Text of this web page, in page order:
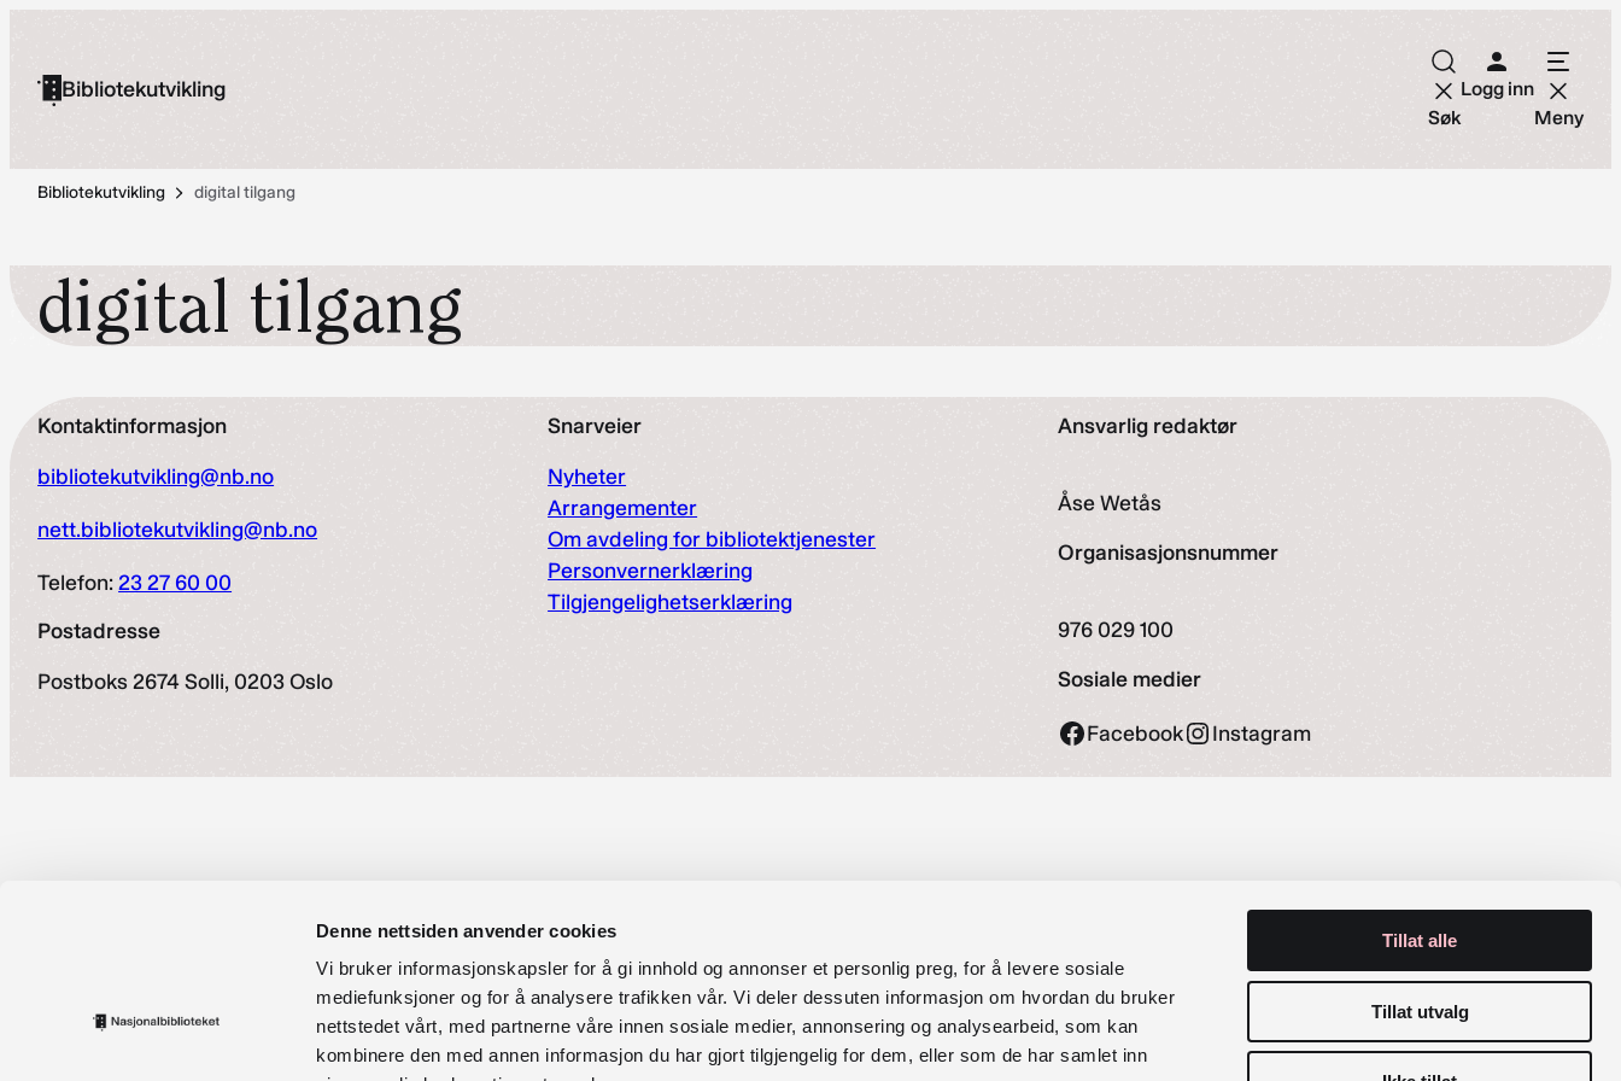
Denne nettsiden anvender cookies
Vi bruker informasjonskapsler for å gi innhold og annonser et personlig preg, for å levere sosiale
mediefunksjoner og for å analysere trafikken vår. Vi deler dessuten informasjon om hvordan du bruker
nettstedet vårt, med partnerne våre innen sosiale medier, annonsering og analysearbeid, som kan
kombinere den med annen informasjon du har gjort tilgjengelig for dem, eller som de har samlet inn
Tillat alle
Tillat utvalg
innholdBibliotekutvikling
Søk
Logg inn
Meny
Bibliotekutvikling digital tilgang
digital tilgang
Kontaktinformasjon
bibliotekutvikling@nb.no
nett.bibliotekutvikling@nb.no
Telefon:23 27 60 00
Postadresse
Postboks 2674 Solli, 0203 Oslo
Snarveier
Nyheter
Arrangementer
Om avdeling for bibliotektjenester
Personvernerklæring
Tilgjengelighetserklæring
Ansvarlig redaktør
Åse Wetås
Organisasjonsnummer
976 029 100
Sosiale medier
Facebook Instagram